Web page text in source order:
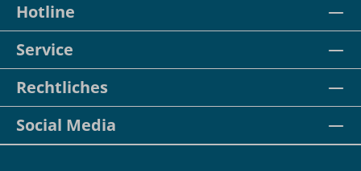
Hotline
Service
Rechtliches
Social Media